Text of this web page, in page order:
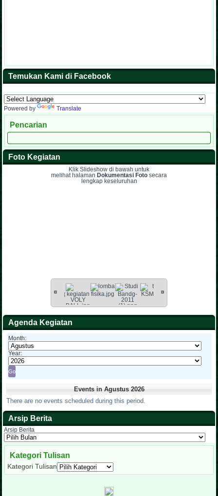
Temukan Kami di Facebook
Powered by Translate
Pencarian
Foto Kegiatan
Klik Slideshow di bawah untuk
melihat halaman Dokumentasi Foto secara
lengkap keseluruhan
Agenda Kegiatan
Month:
Year:
Events in Agustus 2026
There are no events scheduled during this period.
Arsip Berita
Arsip Berita
Kategori Tulisan
Kategori Tulisan